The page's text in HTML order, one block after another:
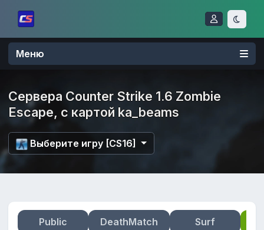
Меню
Сервера Counter Strike 1.6 Zombie
Escape, с картой ka_beams
Выберите игру [CS16]
Public DeathMatch Surf